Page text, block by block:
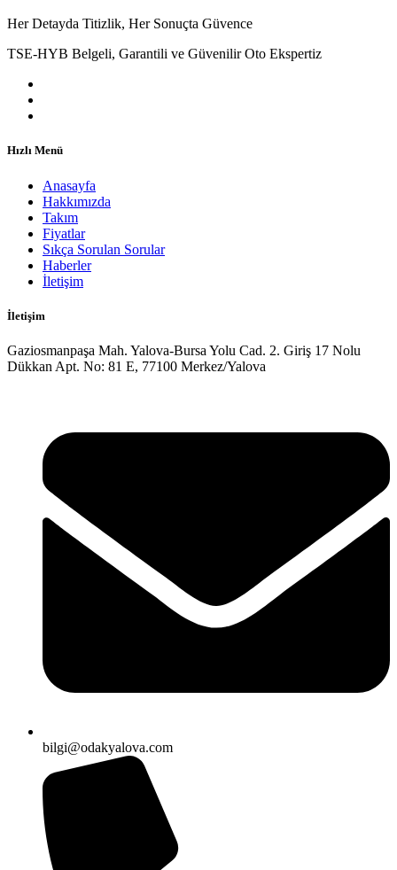
Her Detayda Titizlik, Her Sonuçta Güvence
TSE-HYB Belgeli, Garantili ve Güvenilir Oto Ekspertiz
Hızlı Menü
Anasayfa
Hakkımızda
Takım
Fiyatlar
Sıkça Sorulan Sorular
Haberler
İletişim
İletişim
Gaziosmanpaşa Mah. Yalova-Bursa Yolu Cad. 2. Giriş 17 Nolu
Dükkan Apt. No: 81 E, 77100 Merkez/Yalova
bilgi@odakyalova.com